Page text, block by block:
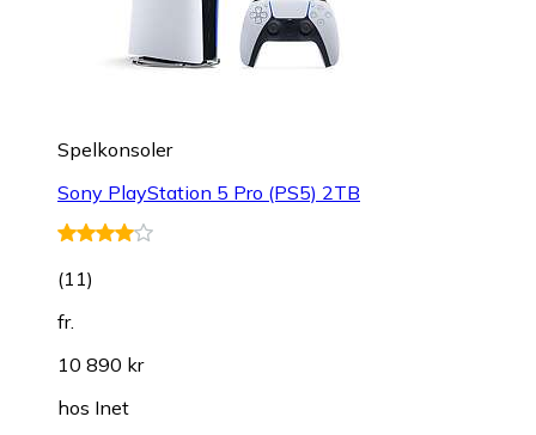
Spelkonsoler
Sony PlayStation 5 Pro (PS5) 2TB
(11)
fr.
10 890 kr
hos Inet